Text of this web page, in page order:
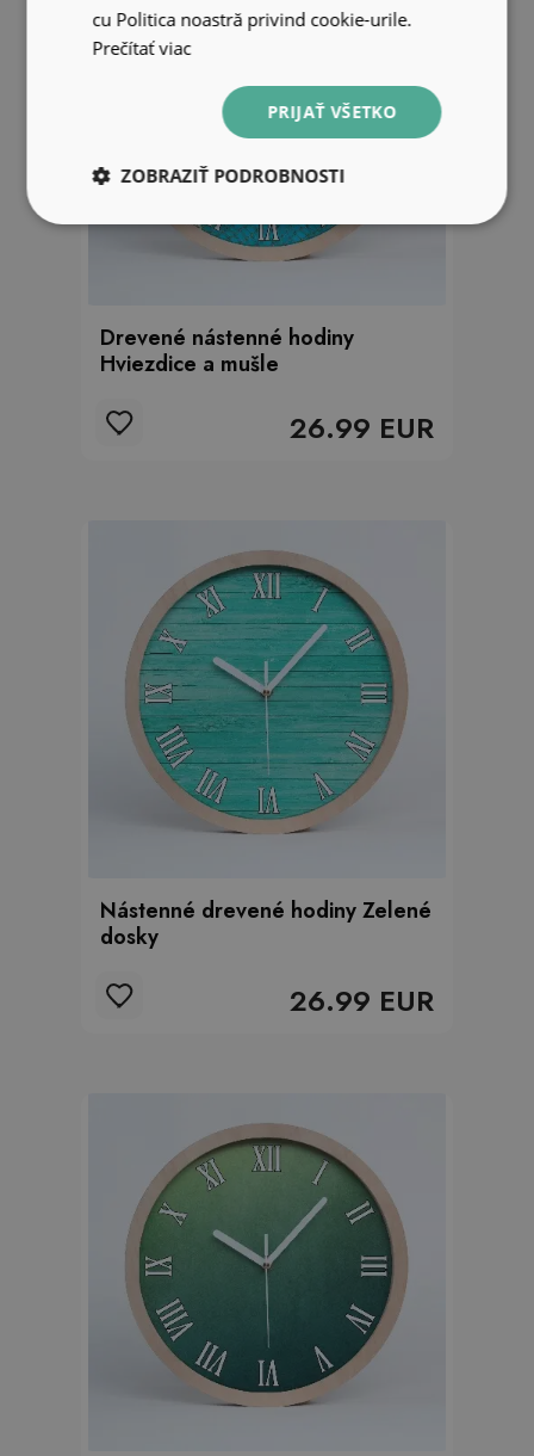
Drevené nástenné hodiny
Hviezdice a mušle
26.99 EUR
Nástenné drevené hodiny Zelené
dosky
26.99 EUR
cu Politica noastră privind cookie-urile.
Prečítať viac
PRIJAŤ VŠETKO
ZOBRAZIŤ PODROBNOSTI